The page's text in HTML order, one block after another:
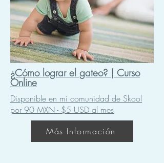
¿Cómo lograr el gateo? | Curso
Online
Disponible en mi comunidad de Skool
por 90 MXN - $5 USD al mes
Más Información